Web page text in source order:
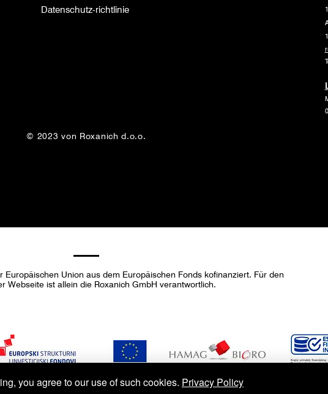
Datenschutz-richtlinie
© 2023 von Roxanich d.o.o.
Europäischen Union aus dem Europäischen Fonds kofinanziert. Für den
Webseite ist allein die Roxanich GmbH verantwortlich.
you agree to our use of such cookies. Privacy Policy